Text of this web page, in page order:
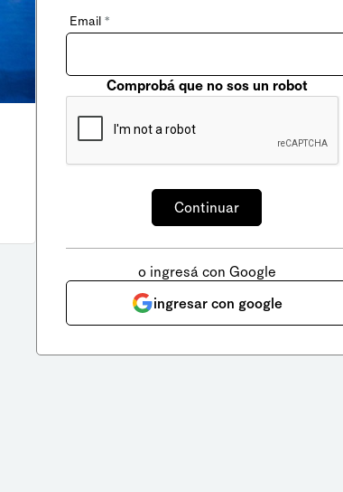
Email *
Comprobá que no sos un robot
o ingresá con Google
ingresar con google